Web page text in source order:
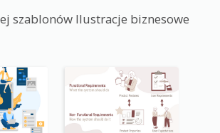
szablonów Ilustracje biznesowe